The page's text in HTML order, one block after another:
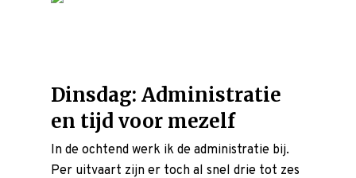
Dinsdag: Administratie
en tijd voor mezelf
In de ochtend werk ik de administratie bij.
Per uitvaart zijn er toch al snel drie tot zes